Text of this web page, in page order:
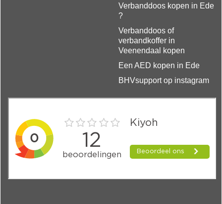
Verbanddoos kopen in Ede
?
Verbanddoos of
verbandkoffer in
Veenendaal kopen
Een AED kopen in Ede
BHVsupport op instagram